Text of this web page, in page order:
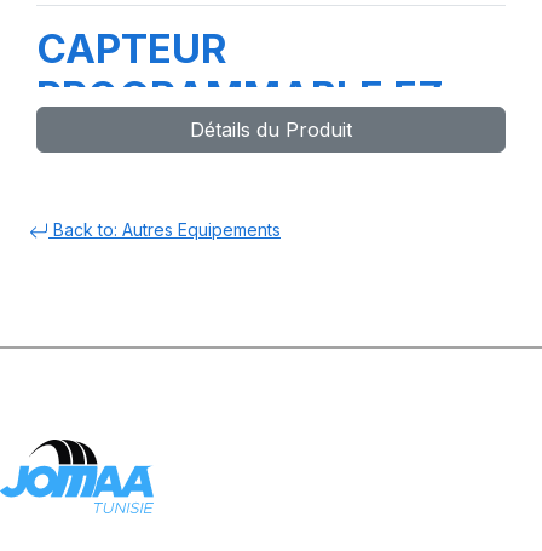
CAPTEUR
PROGRAMMABLE EZ
SENSOR-GO1
Détails du Produit
Back to: Autres Equipements